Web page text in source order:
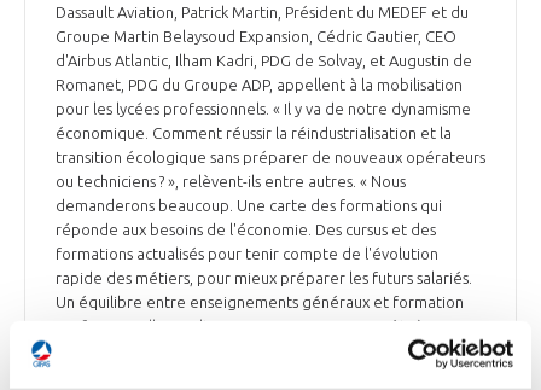
Dassault Aviation, Patrick Martin, Président du MEDEF et du
Groupe Martin Belaysoud Expansion, Cédric Gautier, CEO
d'Airbus Atlantic, Ilham Kadri, PDG de Solvay, et Augustin de
Romanet, PDG du Groupe ADP, appellent à la mobilisation
pour les lycées professionnels. « Il y va de notre dynamisme
économique. Comment réussir la réindustrialisation et la
transition écologique sans préparer de nouveaux opérateurs
ou techniciens ? », relèvent-ils entre autres. « Nous
demanderons beaucoup. Une carte des formations qui
réponde aux besoins de l'économie. Des cursus et des
formations actualisés pour tenir compte de l'évolution
rapide des métiers, pour mieux préparer les futurs salariés.
Un équilibre entre enseignements généraux et formation
professionnelle en alternance. Nous sommes prêts à
apporter beaucoup. Des stages de meilleure qualité. Plus de
contrats d'apprentissage. Plus d'attention aux diplômés des